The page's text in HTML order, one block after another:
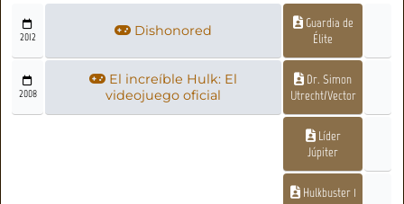
2012 Dishonored
Guardia de
Élite
2008
El increíble Hulk: El
videojuego oficial
Dr. Simon
Utrecht/Vector
Líder
Júpiter
Hulkbuster 1